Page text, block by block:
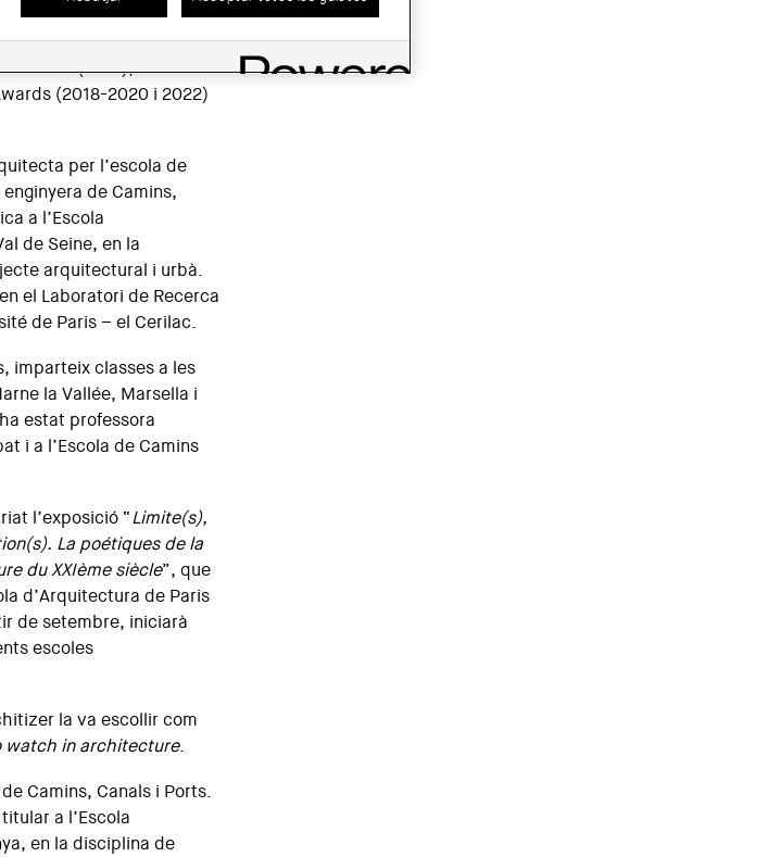
diferents premis
AJAC (2012), el
(2018-2020 i 2022)
per l’escola de
de Camins,
a l’Escola
de Seine, en la
arquitectural i urbà.
el Laboratori de Recerca
de Paris – el Cerilac.
imparteix classes a les
la Vallée, Marsella i
estat professora
i a l’Escola de Camins
l’exposició “Limite(s),
La poétiques de la
du XXIème siècle”, que
d’Arquitectura de Paris
de setembre, iniciarà
escoles
la va escollir com
watch in architecture.
Camins, Canals i Ports.
a l’Escola
en la disciplina de